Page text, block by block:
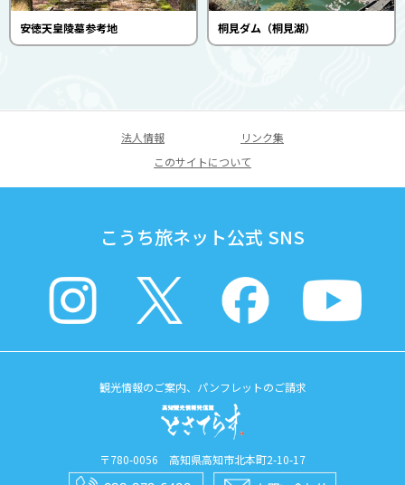
安徳天皇陵墓参考地 桐見ダム（桐見湖）
法人情報
リンク集
このサイトについて
こうち旅ネット公式 SNS
観光情報のご案内、パンフレットのご請求
〒780-0056 高知県高知市北本町2-10-17